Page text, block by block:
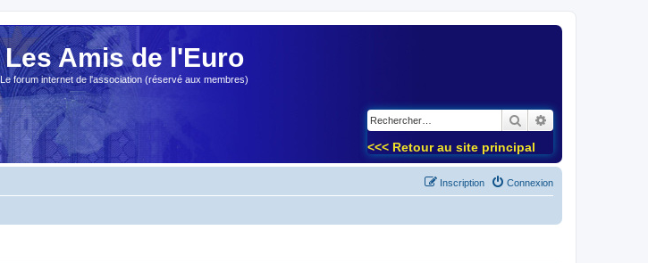
Les Amis de l'Euro
Le forum internet de l'association (réservé aux membres)
Rechercher
<<< Retour au site principal
Connexion
Inscription